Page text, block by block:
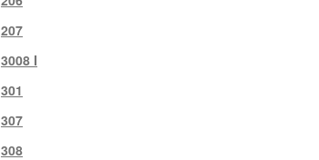
207
3008 I
301
307
308